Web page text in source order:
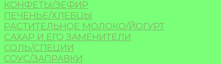
КОНФЕТЫ/ЗЕФИР
ПЕЧЕНЬЕ/ХЛЕБЦЫ
РАСТИТЕЛЬНОЕ МОЛОКО/ЙОГУРТ
САХАР И ЕГО ЗАМЕНИТЕЛИ
СОЛЬ/СПЕЦИИ
СОУС/ЗАПРАВКИ